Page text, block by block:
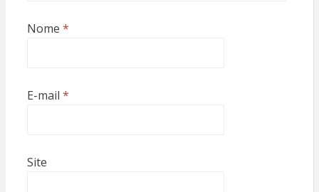
Nome *
E-mail *
Site